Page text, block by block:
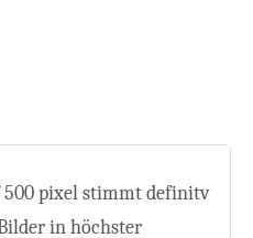
500 pixel stimmt definitv
in höchster